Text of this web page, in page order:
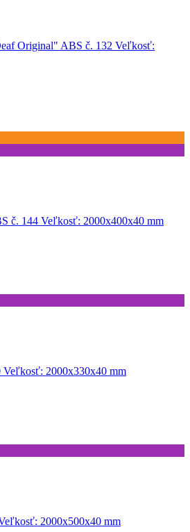
Original" ABS č. 132 Veľkosť:
č. 144 Veľkosť: 2000x400x40 mm
Veľkosť: 2000x330x40 mm
2000x500x40 mm